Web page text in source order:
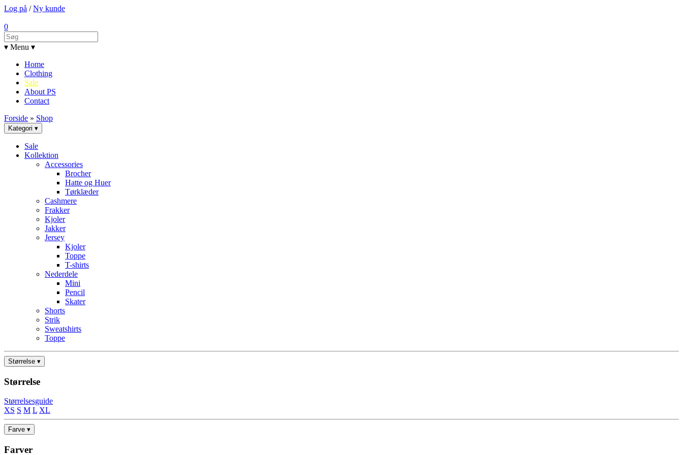
Log på /Ny kunde
0
▾ Menu ▾
Home
Clothing
Sale
About PS
Contact
Forside » Shop
Kategori ▾
Sale
Kollektion
Accessories
Brocher
Hatte og Huer
Tørklæder
Cashmere
Frakker
Kjoler
Jakker
Jersey
Kjoler
Toppe
T-shirts
Nederdele
Mini
Pencil
Skater
Shorts
Strik
Sweatshirts
Toppe
Størrelse ▾
Størrelse
Størrelsesguide
XS S M L XL
Farve ▾
Farver